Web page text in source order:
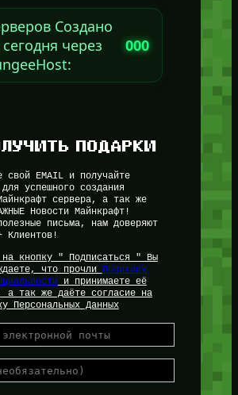
Создано
сегодня через
000
ПОДАРКИ
свой EMAIL и получайте
успешного создания
сервера, а так же
Новости Майнкрафт!
письма, нам доверяют
Клиентов!
на кнопку " Подписаться " Вы
что прочли
Политику
и принимаете её
а так же даёте согласие на
Персональных Данных